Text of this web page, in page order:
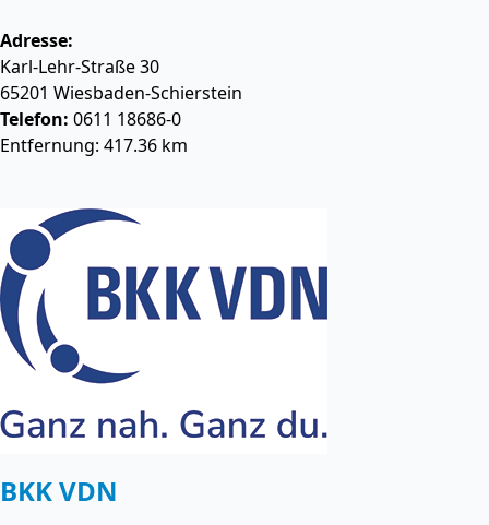
Adresse:
Karl-Lehr-Straße 30
65201 Wiesbaden-Schierstein
Telefon: 0611 18686-0
Entfernung: 417.36 km
BKK VDN